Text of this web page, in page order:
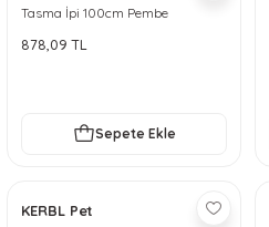
Tasma İpi 100cm Pembe
878,09 TL
Sepete Ekle
KERBL Pet